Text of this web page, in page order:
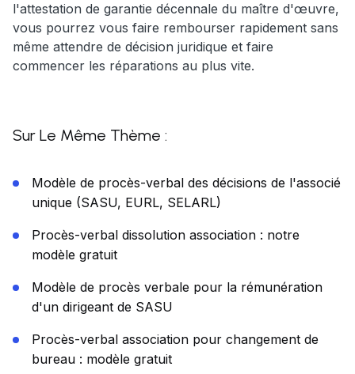
l'attestation de garantie décennale du maître d'œuvre,
vous pourrez vous faire rembourser rapidement sans
même attendre de décision juridique et faire
commencer les réparations au plus vite.
Sur Le Même Thème :
Modèle de procès-verbal des décisions de l'associé
unique (SASU, EURL, SELARL)
Procès-verbal dissolution association : notre
modèle gratuit
Modèle de procès verbale pour la rémunération
d'un dirigeant de SASU
Procès-verbal association pour changement de
bureau : modèle gratuit